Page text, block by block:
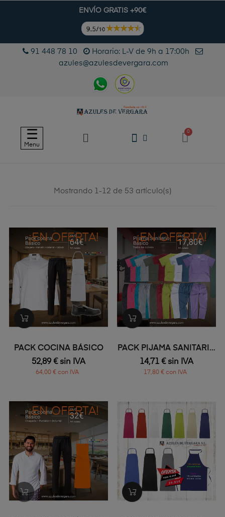
ENVÍO GRATIS +90€
91 448 78 10
Horario: L-V de 9h a 17:00h
azules@azulesdevergara.com
Navegación
de
☰
Menu
Mostrando 1-12 de 53 artículo(s)
¡EN OFERTA!
PACK COCINA BÁSICO
52,89 € sin IVA
64,00 € con IVA
¡EN OFERTA!
PACK PIJAMA SANITARIO
COLORES
14,71 € sin IVA
17,80 € con IVA
¡EN OFERTA!